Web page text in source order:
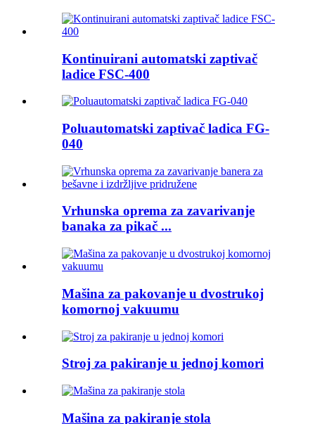
Kontinuirani automatski zaptivač
ladice FSC-400
Poluautomatski zaptivač ladica FG-
040
Vrhunska oprema za zavarivanje
banaka za pikač ...
Mašina za pakovanje u dvostrukoj
komornoj vakuumu
Stroj za pakiranje u jednoj komori
Mašina za pakiranje stola